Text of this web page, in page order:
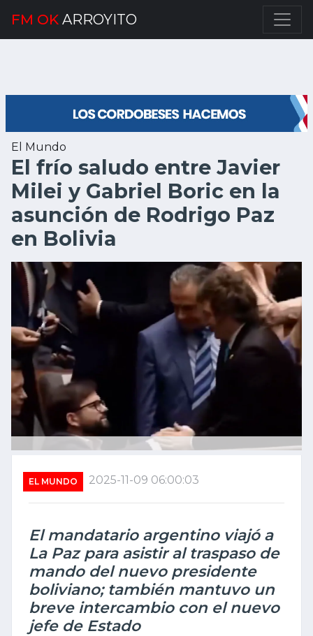
FM OK ARROYITO
El Mundo
El frío saludo entre Javier
Milei y Gabriel Boric en la
asunción de Rodrigo Paz
en Bolivia
EL MUNDO 2025-11-09 06:00:03
El mandatario argentino viajó a
La Paz para asistir al traspaso de
mando del nuevo presidente
boliviano; también mantuvo un
breve intercambio con el nuevo
jefe de Estado